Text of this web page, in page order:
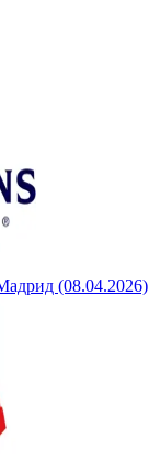
(08.04.2026)